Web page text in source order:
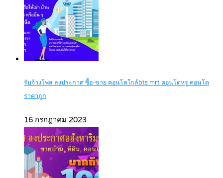
รับจ้างโพส ลงประกาศ ซื้อ-ขาย คอนโดใกล้bts mrt คอนโดหรู คอนโด
ราคาถูก
16 กรกฎาคม 2023